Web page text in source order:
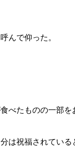
んで仰った。
べたものの一部を
は祝福されている